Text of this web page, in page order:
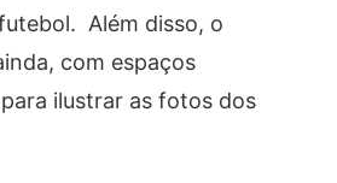
Além disso, o
com espaços
para ilustrar as fotos dos